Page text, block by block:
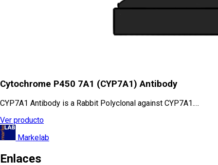
Cytochrome P450 7A1 (CYP7A1) Antibody
CYP7A1 Antibody is a Rabbit Polyclonal against CYP7A1.…
Ver producto
Markelab
Enlaces